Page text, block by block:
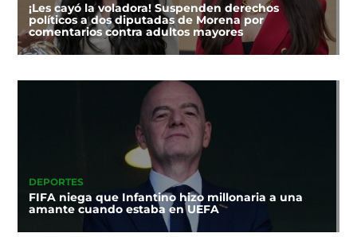
¡Les cayó la voladora! Suspenden derechos
políticos a dos diputadas de Morena por
comentarios contra adultos mayores
DEPORTES
FIFA niega que Infantino hizo millonaria a una
amante cuando estaba en UEFA